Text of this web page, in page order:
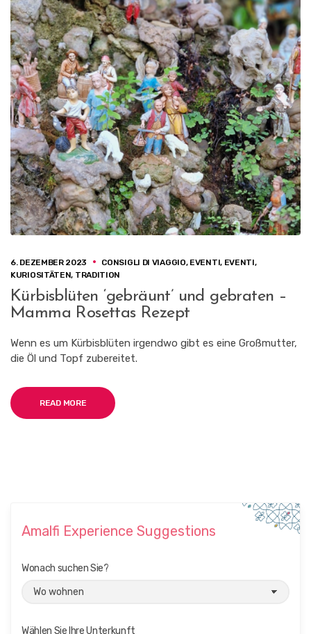
6. DEZEMBER 2023 CONSIGLI DI VIAGGIO, EVENTI, EVENTI,
KURIOSITÄTEN, TRADITION
Kürbisblüten ‘gebräunt’ und gebraten –
Mamma Rosettas Rezept
Wenn es um Kürbisblüten irgendwo gibt es eine Großmutter,
die Öl und Topf zubereitet.
READ MORE
Amalfi Experience Suggestions
Wonach suchen Sie?
Wählen Sie Ihre Unterkunft